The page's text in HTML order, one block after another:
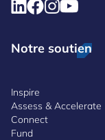
Notre soutien
Inspire
Assess & Accelerate
Connect
Fund